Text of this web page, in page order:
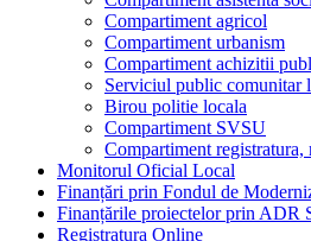
Compartiment agricol
Compartiment urbanism
Compartiment achizitii
Serviciul public comunitar
Birou politie locala
Compartiment SVSU
Compartiment
Monitorul Oficial Local
Finanțări prin Fondul de
Finanțările proiectelor prin ADR
Registratura Online